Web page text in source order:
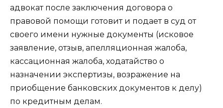
адвокат после заключения договора о
правовой помощи готовит и подает в суд от
своего имени нужные документы (исковое
заявление, отзыв, апелляционная жалоба,
кассационная жалоба, ходатайство о
назначении экспертизы, возражение на
приобщение банковских документов к делу)
по кредитным делам.